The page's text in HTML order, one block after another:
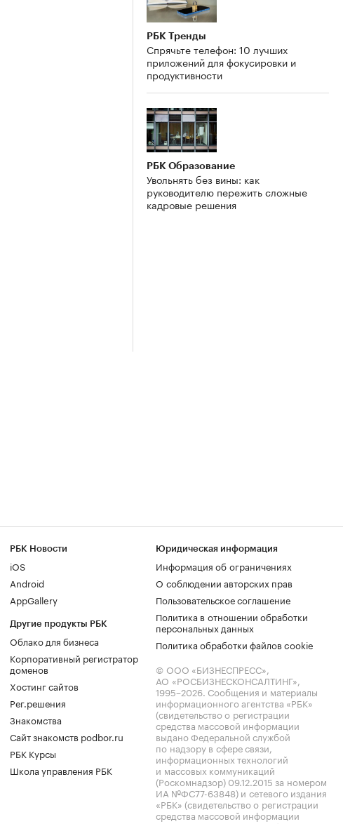
РБК Тренды
Спрячьте телефон: 10 лучших
приложений для фокусировки и
продуктивности
РБК Образование
Увольнять без вины: как
руководителю пережить сложные
кадровые решения
РБК Новости
iOS
Android
AppGallery
Другие продукты РБК
Облако для бизнеса
Корпоративный регистратор
доменов
Хостинг сайтов
Рег.решения
Знакомства
Сайт знакомств podbor.ru
РБК Курсы
Школа управления РБК
Юридическая информация
Информация об ограничениях
О соблюдении авторских прав
Пользовательское соглашение
Политика в отношении обработки
персональных данных
Политика обработки файлов cookie
© ООО «БИЗНЕСПРЕСС»,
АО «РОСБИЗНЕСКОНСАЛТИНГ»,
1995–2026. Сообщения и материалы
информационного агентства «РБК»
(свидетельство о регистрации
средства массовой информации
выдано Федеральной службой
по надзору в сфере связи,
информационных технологий
и массовых коммуникаций
(Роскомнадзор) 09.12.2015 за номером
ИА №ФС77-63848) и сетевого издания
«РБК» (свидетельство о регистрации
средства массовой информации